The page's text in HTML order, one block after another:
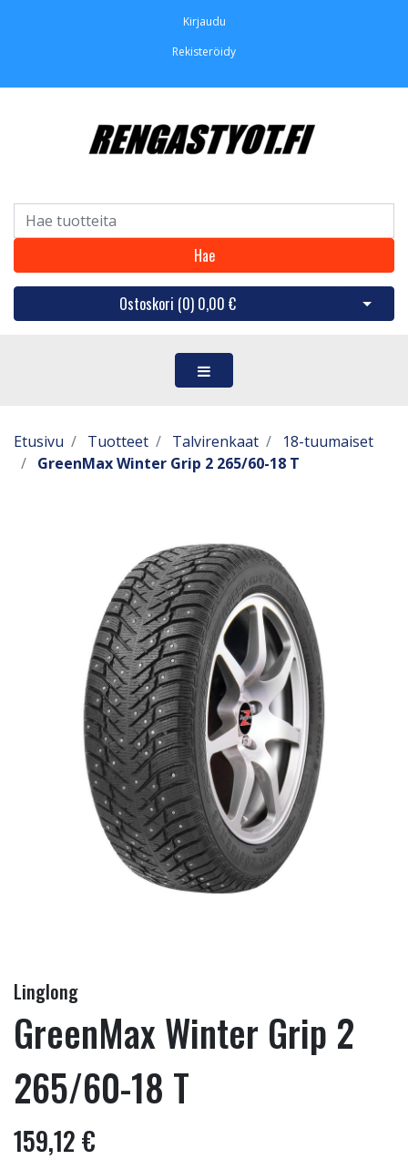
Kirjaudu
Rekisteröidy
Hae
Ostoskori (0) 0,00 € Avaa
Etusivu Tuotteet Talvirenkaat
18-tuumaiset
GreenMax Winter Grip 2 265/60-18 T
Linglong
GreenMax Winter Grip 2
265/60-18 T
159,12 €